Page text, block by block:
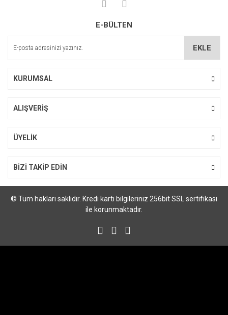
Ürün açıklamasında eksik bilgiler bulunuyor.
E-BÜLTEN
EKLE
KURUMSAL
ALIŞVERİŞ
ÜYELİK
BİZİ TAKİP EDİN
© Tüm hakları saklıdır. Kredi kartı bilgileriniz 256bit SSL sertifikası
ile korunmaktadır.